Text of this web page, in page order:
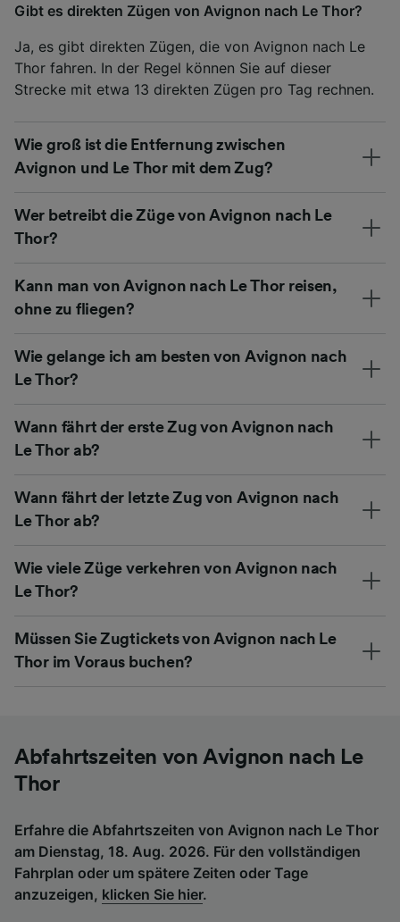
Gibt es direkten Zügen von Avignon nach Le Thor?
Ja, es gibt direkten Zügen, die von Avignon nach Le
Thor fahren. In der Regel können Sie auf dieser
Strecke mit etwa 13 direkten Zügen pro Tag rechnen.
Wie groß ist die Entfernung zwischen
Avignon und Le Thor mit dem Zug?
Wer betreibt die Züge von Avignon nach Le
Thor?
Kann man von Avignon nach Le Thor reisen,
ohne zu fliegen?
Wie gelange ich am besten von Avignon nach
Le Thor?
Wann fährt der erste Zug von Avignon nach
Le Thor ab?
Wann fährt der letzte Zug von Avignon nach
Le Thor ab?
Wie viele Züge verkehren von Avignon nach
Le Thor?
Müssen Sie Zugtickets von Avignon nach Le
Thor im Voraus buchen?
Abfahrtszeiten von Avignon nach Le
Thor
Erfahre die Abfahrtszeiten von Avignon nach Le Thor
am Dienstag, 18. Aug. 2026. Für den vollständigen
Fahrplan oder um spätere Zeiten oder Tage
anzuzeigen, klicken Sie hier.